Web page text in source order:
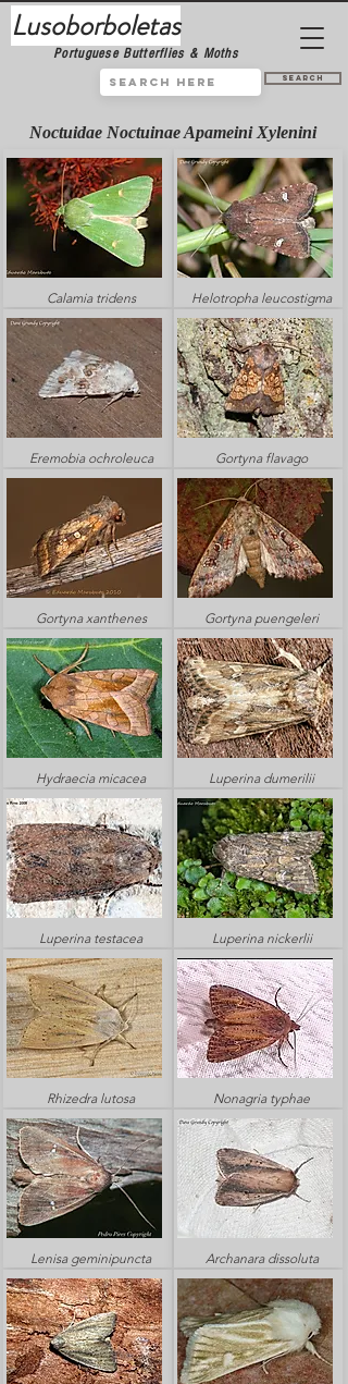
Lusoborboletas
Portuguese Butterflies & Moths
Search
Noctuidae Noctuinae Apameini Xylenini
Calamia tridens
Eremobia ochroleuca
Gortyna xanthenes
Hydraecia micacea
Luperina testacea
Rhizedra lutosa
Lenisa geminipuncta
Helotropha leucostigma
Gortyna flavago
Gortyna puengeleri
Luperina dumerilii
Luperina nickerlii
Nonagria typhae
Archanara dissoluta